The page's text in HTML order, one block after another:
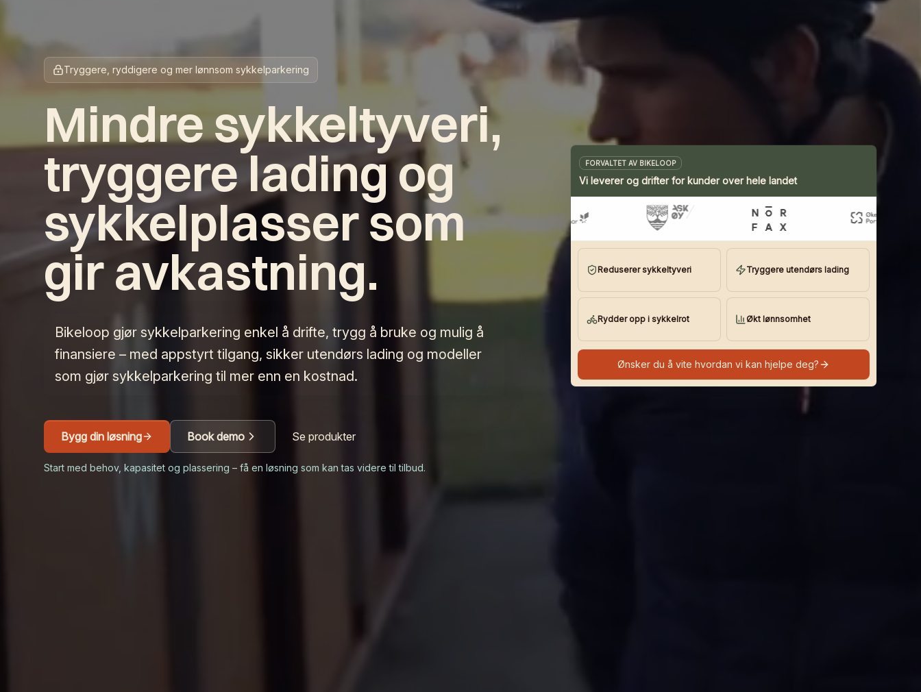
Tryggere, ryddigere og mer lønnsom sykkelparkering
Mindre sykkeltyveri,
tryggere lading og
sykkelplasser som
gir avkastning.
Bikeloop gjør sykkelparkering enkel å drifte, trygg å bruke og mulig å
finansiere – med appstyrt tilgang, sikker utendørs lading og modeller
som gjør sykkelparkering til mer enn en kostnad.
Bygg din løsning Book demo Se produkter
Start med behov, kapasitet og plassering – få en løsning som kan tas videre til tilbud.
FORVALTET AV BIKELOOP
Vi leverer og drifter for kunder over hele landet
Reduserer sykkeltyveri Tryggere utendørs lading
Rydder opp i sykkelrot Økt lønnsomhet
Ønsker du å vite hvordan vi kan hjelpe deg?